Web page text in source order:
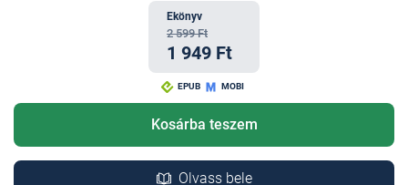
Ekönyv
2 599 Ft
1 949 Ft
EPUB MOBI
Kosárba teszem
Olvass bele